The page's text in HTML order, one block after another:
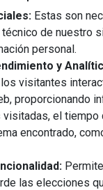
Estas son
de nuestro
personal.
y
visitantes
proporcionando
visitadas, el tiempo
encontrado,
las elecciones